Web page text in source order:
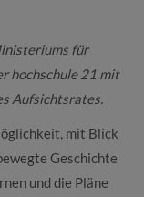
für
hochschule 21 mit
Aufsichtsrates.
mit Blick
Geschichte
und die Pläne